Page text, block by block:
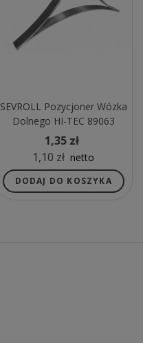
SEVROLL Pozycjoner Wózka
Dolnego HI-TEC 89063
1,35 zł
1,10 zł netto
DODAJ DO KOSZYKA